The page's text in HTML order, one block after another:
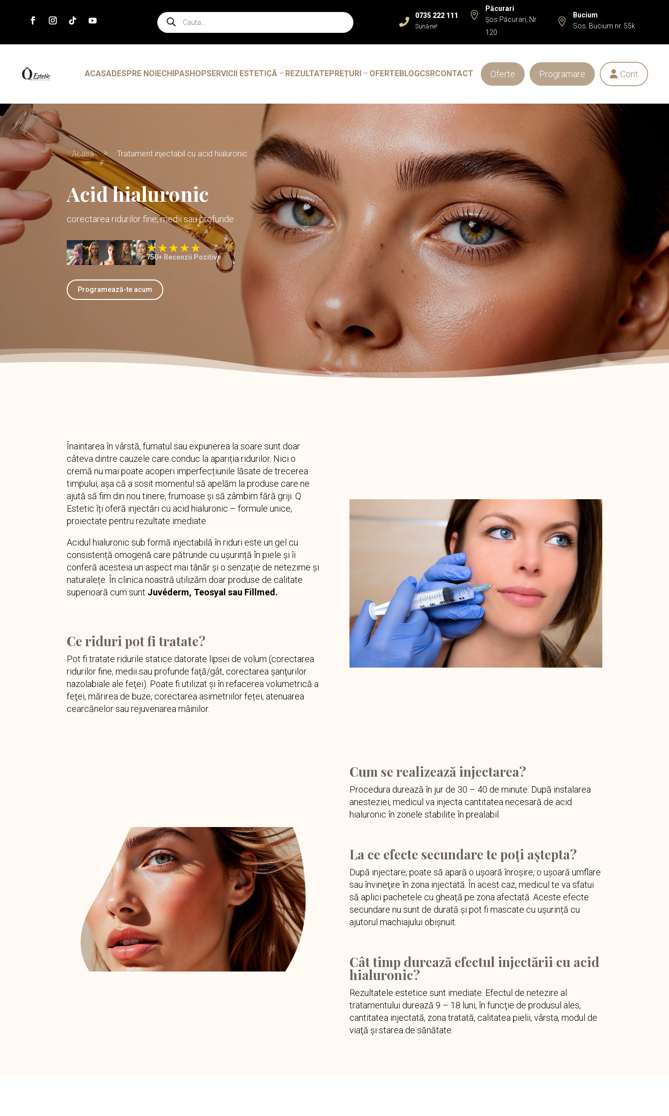
Products
search

0735 222 111
Sună-ne!

Păcurari
Șos Păcurari, Nr
120

Bucium
Sos. Bucium nr. 55k
ACASADESPRE NOI ECHIPASHOPSERVICII ESTETICĂ REZULTATEPREȚURI OFERTEBLOGCSRCONTACT Oferte Programare  Cont
Acasă 9 Tratament injectabil cu acid hialuronic
Acid hialuronic
corectarea ridurilor fine, medii sau profunde
750+ Recenzii Pozitive
Programează-te acum
Înaintarea în vârstă, fumatul sau expunerea la soare sunt doar
câteva dintre cauzele care conduc la apariția ridurilor. Nici o
cremă nu mai poate acoperi imperfecțiunile lăsate de trecerea
timpului, așa că a sosit momentul să apelăm la produse care ne
ajută să fim din nou tinere, frumoase și să zâmbim fără griji. Q
Estetic îți oferă injectări cu acid hialuronic – formule unice,
proiectate pentru rezultate imediate.
Acidul hialuronic sub formă injectabilă în riduri este un gel cu
consistență omogenă care pătrunde cu ușurință în piele și îi
conferă acesteia un aspect mai tânăr și o senzație de netezime și
naturalețe. În clinica noastră utilizăm doar produse de calitate
superioară cum sunt Juvéderm, Teosyal sau Fillmed.
Ce riduri pot fi tratate?
Pot fi tratate ridurile statice datorate lipsei de volum (corectarea
ridurilor fine, medii sau profunde faţă/gât, corectarea şanţurilor
nazolabiale ale feţei). Poate fi utilizat şi în refacerea volumetrică a
feţei, mărirea de buze, corectarea asimetriilor feței, atenuarea
cearcănelor sau rejuvenarea mâinilor.
Cum se realizează injectarea?
Procedura durează în jur de 30 – 40 de minute. După instalarea
anesteziei, medicul va injecta cantitatea necesară de acid
hialuronic în zonele stabilite în prealabil.
La ce efecte secundare te poți aștepta?
După injectare, poate să apară o uşoară înroşire, o uşoară umflare
sau învineţire în zona injectată. În acest caz, medicul te va sfatui
să aplici pachetele cu gheață pe zona afectată. Aceste efecte
secundare nu sunt de durată şi pot fi mascate cu ușurință cu
ajutorul machiajului obișnuit.
Cât timp durează efectul injectării cu acid
hialuronic?
Rezultatele estetice sunt imediate. Efectul de netezire al
tratamentului durează 9 – 18 luni, în funcţie de produsul ales,
cantitatea injectată, zona tratată, calitatea pielii, vârsta, modul de
viaţă şi starea de sănătate.